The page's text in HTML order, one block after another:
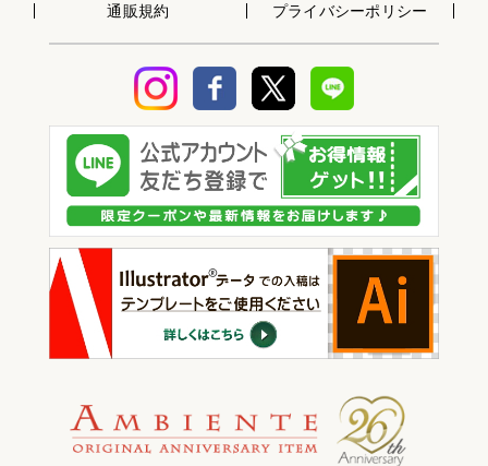
通販規約 プライバシーポリシー